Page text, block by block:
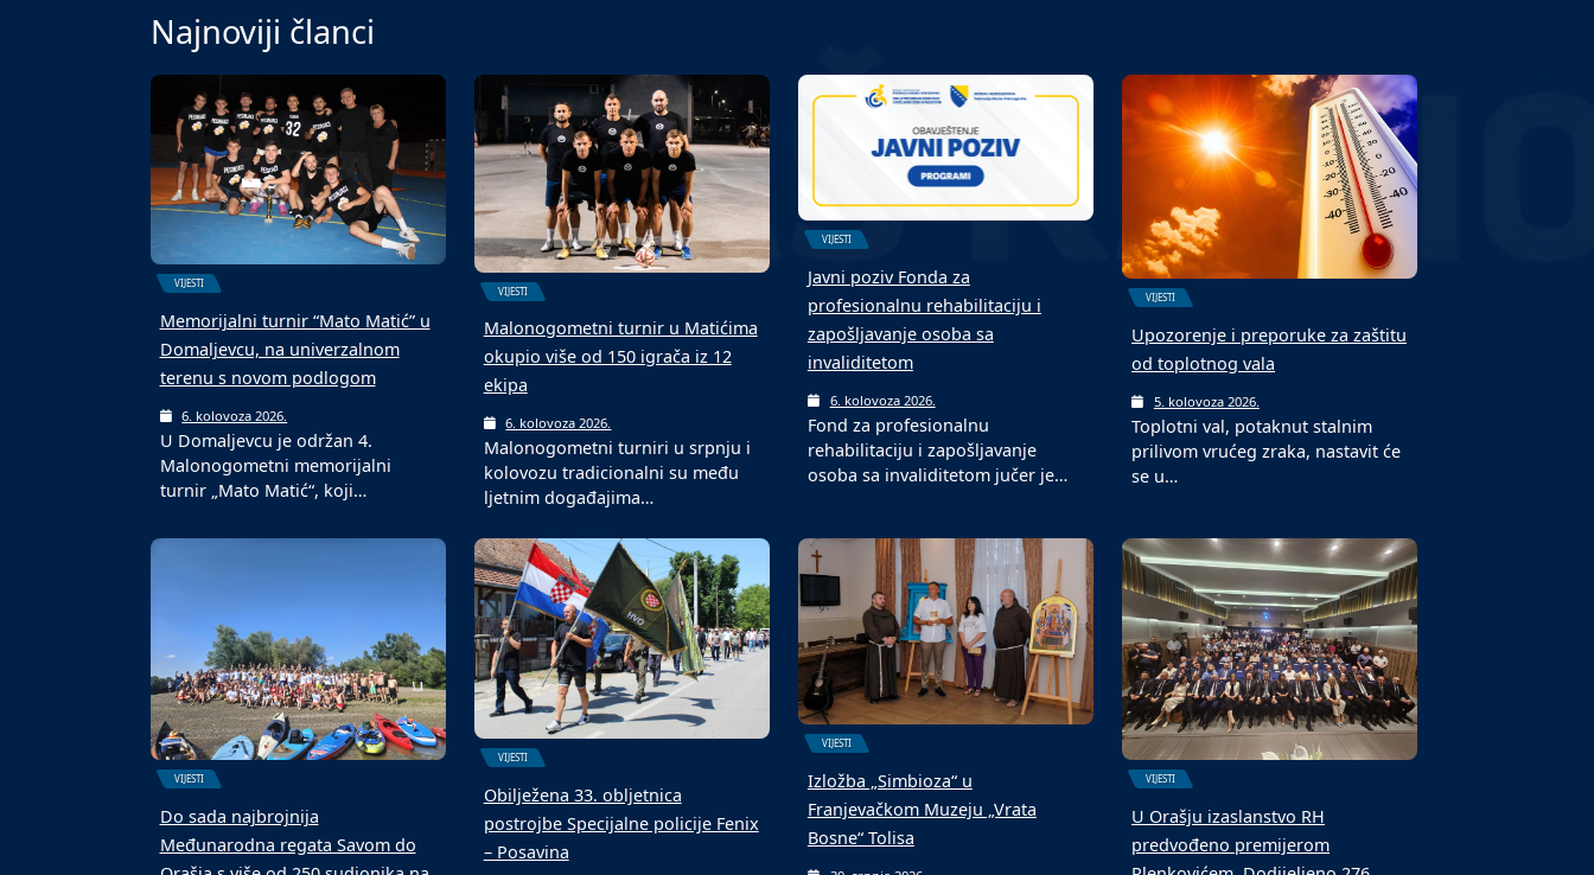
Najnoviji članci
VIJESTI
Memorijalni turnir “Mato Matić” u
Domaljevcu, na univerzalnom
terenu s novom podlogom
6. kolovoza 2026.
U Domaljevcu je održan 4.
Malonogometni memorijalni
turnir „Mato Matić“, koji…
VIJESTI
Malonogometni turnir u Matićima
okupio više od 150 igrača iz 12
ekipa
6. kolovoza 2026.
Malonogometni turniri u srpnju i
kolovozu tradicionalni su među
ljetnim događajima…
VIJESTI
Javni poziv Fonda za
profesionalnu rehabilitaciju i
zapošljavanje osoba sa
invaliditetom
6. kolovoza 2026.
Fond za profesionalnu
rehabilitaciju i zapošljavanje
osoba sa invaliditetom jučer je…
VIJESTI
Upozorenje i preporuke za zaštitu
od toplotnog vala
5. kolovoza 2026.
Toplotni val, potaknut stalnim
prilivom vrućeg zraka, nastavit će
se u…
VIJESTI
Do sada najbrojnija
Međunarodna regata Savom do
VIJESTI
Obilježena 33. obljetnica
postrojbe Specijalne policije Fenix
– Posavina
VIJESTI
Izložba „Simbioza“ u
Franjevačkom Muzeju „Vrata
Bosne“ Tolisa
VIJESTI
U Orašju izaslanstvo RH
predvođeno premijerom